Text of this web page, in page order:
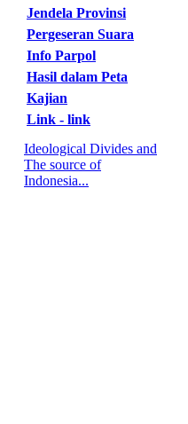
Jendela Provinsi
Pergeseran Suara
Info Parpol
Hasil dalam Peta
Kajian
Link - link
Ideological Divides and
The source of
Indonesia...